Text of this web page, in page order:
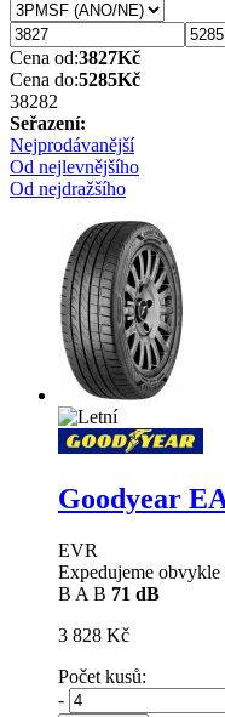
Cena od:3827Kč
Cena do:5285Kč
38282
Seřazení:
Nejprodávanější
Od nejlevnějšího
Od nejdražšího
Goodyear
EVR
Expedujeme obvykle
B A B 71 dB
3 828 Kč
Počet kusů:
-